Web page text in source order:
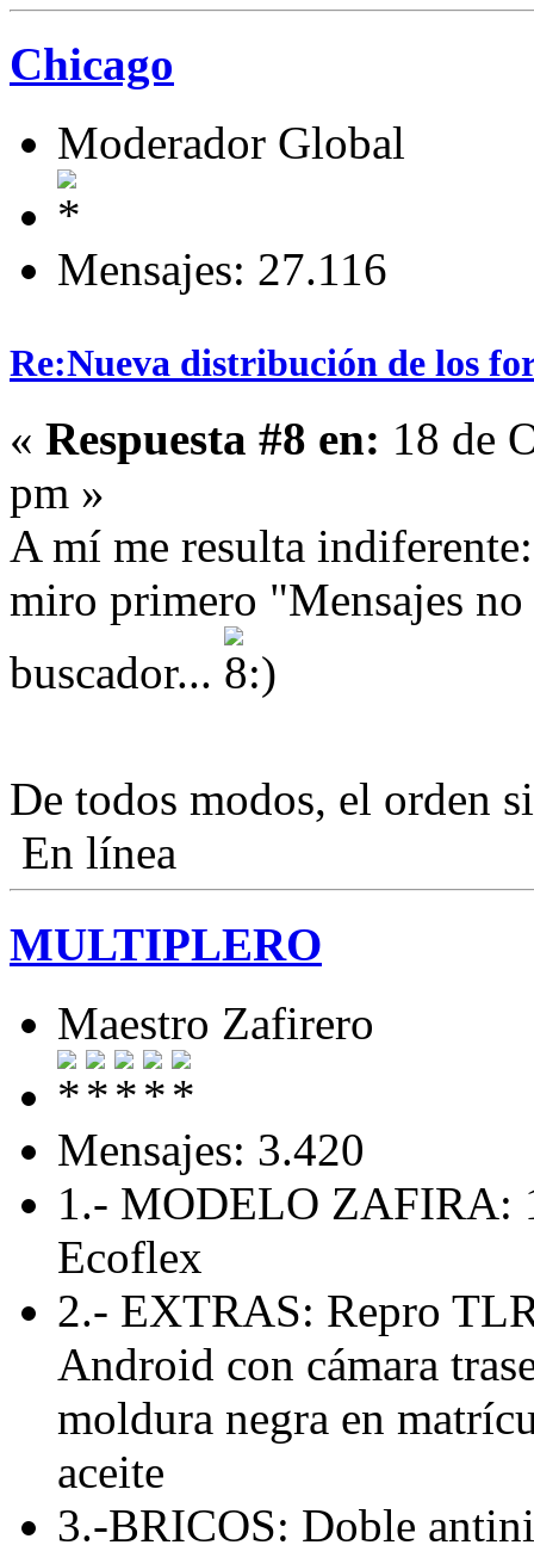
Chicago
Moderador Global
Mensajes: 27.116
Re:Nueva distribución de los
« Respuesta #8 en: 18 de
pm »
A mí me resulta
miro primero "Mensajes
buscador...
De todos modos, el orden
En línea
MULTIPLERO
Maestro Zafirero
Mensajes: 3.420
1.- MODELO ZAFIRA:
Ecoflex
2.- EXTRAS: Repro
Android con cámara
moldura negra en
aceite
3.-BRICOS: Doble